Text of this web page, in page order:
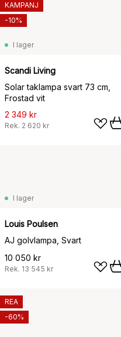
I lager
Scandi Living
Solar taklampa svart 73 cm,
Frostad vit
2 349 kr
Rek. 2 620 kr
KAMPANJ
-10%
I lager
Louis Poulsen
AJ golvlampa, Svart
10 050 kr
Rek. 13 545 kr
REA
-60%